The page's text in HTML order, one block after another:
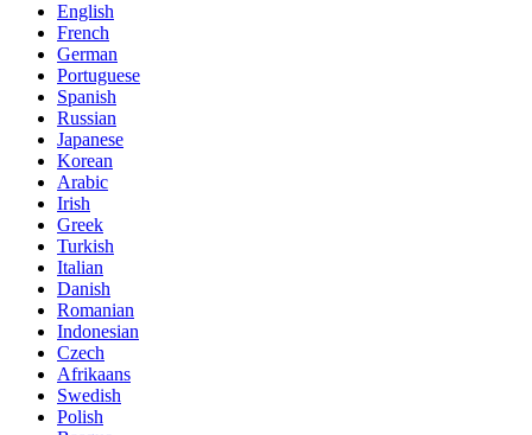
English
French
German
Portuguese
Spanish
Russian
Japanese
Korean
Arabic
Irish
Greek
Turkish
Italian
Danish
Romanian
Indonesian
Czech
Afrikaans
Swedish
Polish